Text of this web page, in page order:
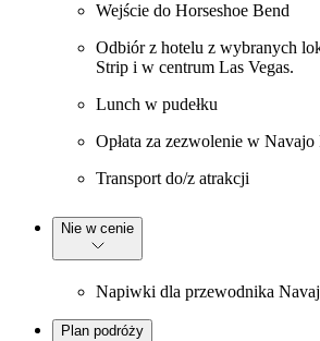
Wejście do Horseshoe Bend
Odbiór z hotelu z wybranych
Strip i w centrum Las Vegas.
Lunch w pudełku
Opłata za zezwolenie w Navajo
Transport do/z atrakcji
Nie w cenie
Napiwki dla przewodnika
Plan podróży